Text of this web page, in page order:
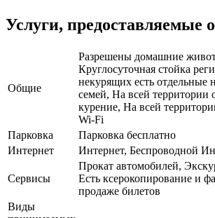
Услуги, предоставляемые
Общие
Разрешены домашние
Круглосуточная стойка
некурящих есть отдельные
семей, На всей территории
курение, На всей
Wi-Fi
Парковка
Парковка бесплатно
Интернет
Интернет, Беспроводной
Сервисы
Прокат автомобилей,
Есть ксерокопирование и
продаже билетов
Виды